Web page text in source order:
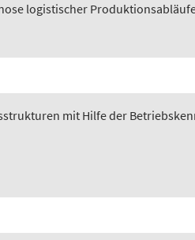
logistischer
mit Hilfe der